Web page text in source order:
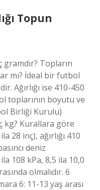
Topun
gramdır? Topların
mı? İdeal bir futbol
Ağırlığı ise 410-450
toplarının boyutu ve
Birliği Kurulu)
kg? Kurallara göre
28 inç), ağırlığı 410
deniz
108 kPa, 8,5 ila 10,0
olmalıdır. 6
6: 11-13 yaş arası